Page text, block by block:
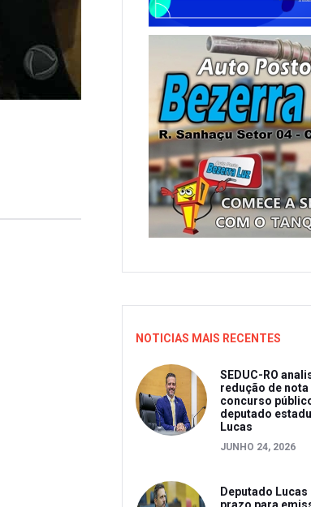
NOTICIAS MAIS RECENTES
SEDUC-RO
redução de
concurso
deputado
Lucas
JUNHO 24, 2026
Deputado